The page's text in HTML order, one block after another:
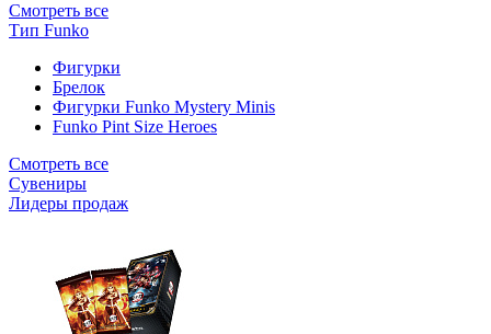
Смотреть все
Тип Funko
Фигурки
Брелок
Фигурки Funko Mystery Minis
Funko Pint Size Heroes
Смотреть все
Сувениры
Лидеры продаж